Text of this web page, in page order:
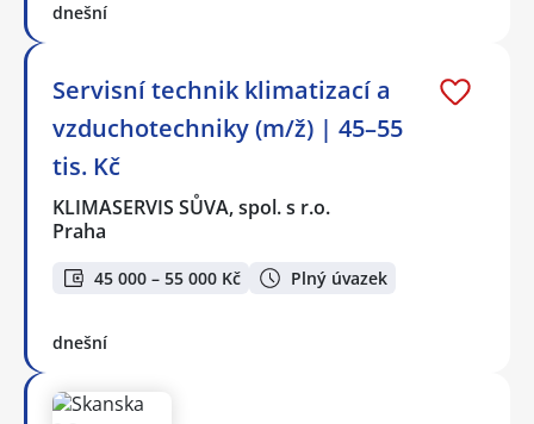
dnešní
Servisní technik klimatizací a
vzduchotechniky (m/ž) | 45–55
tis. Kč
KLIMASERVIS SŮVA, spol. s r.o.
Praha
45 000 – 55 000 Kč Plný úvazek
dnešní